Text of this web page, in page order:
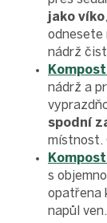
jako víko,
odnesete
nádrž
nádrž a
spodní
místnost.
s
opatřena
napůl